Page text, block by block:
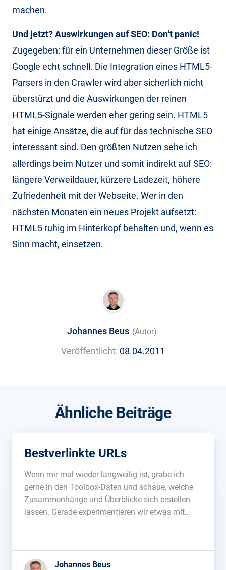
machen.
Und jetzt? Auswirkungen auf SEO: Don‘t panic!
Zugegeben: für ein Unternehmen dieser Größe ist
Google echt schnell. Die Integration eines HTML5-
Parsers in den Crawler wird aber sicherlich nicht
überstürzt und die Auswirkungen der reinen
HTML5-Signale werden eher gering sein. HTML5
hat einige Ansätze, die auf für das technische SEO
interessant sind. Den größten Nutzen sehe ich
allerdings beim Nutzer und somit indirekt auf SEO:
längere Verweildauer, kürzere Ladezeit, höhere
Zufriedenheit mit der Webseite. Wer in den
nächsten Monaten ein neues Projekt aufsetzt:
HTML5 ruhig im Hinterkopf behalten und, wenn es
Sinn macht, einsetzen.
Johannes Beus (Autor)
Veröffentlicht: 08.04.2011
Ähnliche Beiträge
Bestverlinkte URLs
Wenn mir mal wieder langweilig ist, grabe ich
gerne in den Toolbox-Daten und schaue, welche
Zusammenhänge und Überblicke sich erstellen
lassen. Gerade experimentieren wir etwas mit
Daten. Auf dieser Datenbasis möchte ich nun die
bestverlinkten URLs (nicht Domains, sondern
Johannes Beus